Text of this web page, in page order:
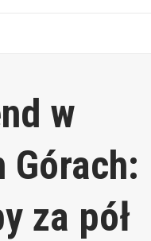
w
Górach:
za pół